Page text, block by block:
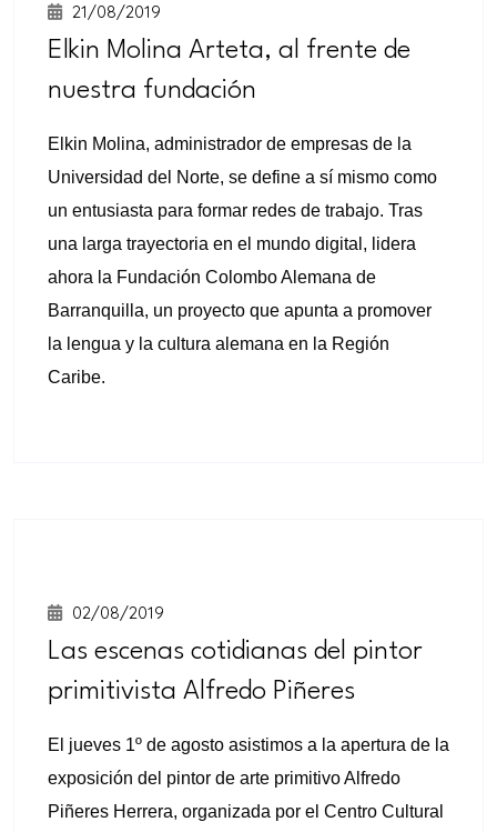
21/08/2019
Elkin Molina Arteta, al frente de
nuestra fundación
Elkin Molina, administrador de empresas de la
Universidad del Norte, se define a sí mismo como
un entusiasta para formar redes de trabajo. Tras
una larga trayectoria en el mundo digital, lidera
ahora la Fundación Colombo Alemana de
Barranquilla, un proyecto que apunta a promover
la lengua y la cultura alemana en la Región
Caribe.
02/08/2019
Las escenas cotidianas del pintor
primitivista Alfredo Piñeres
El jueves 1º de agosto asistimos a la apertura de la
exposición del pintor de arte primitivo Alfredo
Piñeres Herrera, organizada por el Centro Cultural